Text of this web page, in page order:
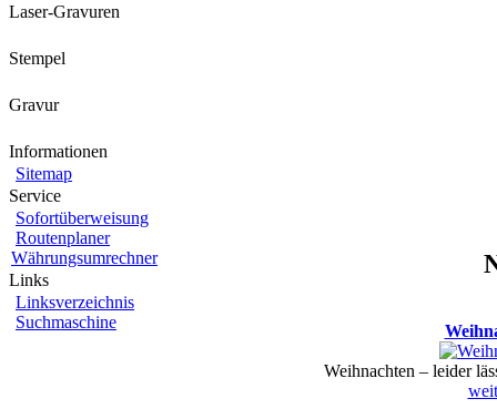
Laser-Gravuren
Stempel
Gravur
Informationen
Sitemap
Service
Sofortüberweisung
Routenplaner
Währungsumrechner
Links
Linksverzeichnis
Suchmaschine
Weihnachten – leider